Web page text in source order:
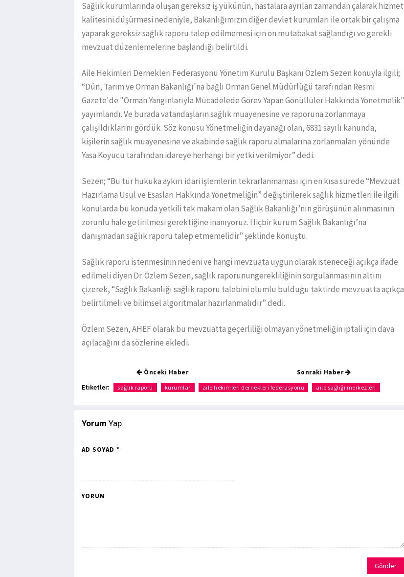
Sağlık kurumlarında oluşan gereksiz iş yükünün, hastalara ayrılan zamandan çalarak hizmet
kalitesini düşürmesi nedeniyle, Bakanlığımızın diğer devlet kurumları ile ortak bir çalışma
yaparak gereksiz sağlık raporu talep edilmemesi için ön mutabakat sağlandığı ve gerekli
mevzuat düzenlemelerine başlandığı belirtildi.
Aile Hekimleri Dernekleri Federasyonu Yönetim Kurulu Başkanı Özlem Sezen konuyla ilgili;
“Dün, Tarım ve Orman Bakanlığı'na bağlı Orman Genel Müdürlüğü tarafından Resmi
Gazete'de "Orman Yangınlarıyla Mücadelede Görev Yapan Gönüllüler Hakkında Yönetmelik"
yayımlandı. Ve burada vatandaşların sağlık muayenesine ve raporuna zorlanmaya
çalışıldıklarını gördük. Söz konusu Yönetmeliğin dayanağı olan, 6831 sayılı kanunda,
kişilerin sağlık muayenesine ve akabinde sağlık raporu almalarına zorlanmaları yönünde
Yasa Koyucu tarafından idareye herhangi bir yetki verilmiyor” dedi.
Sezen; “Bu tür hukuka aykırı idari işlemlerin tekrarlanmaması için en kısa sürede “Mevzuat
Hazırlama Usul ve Esasları Hakkında Yönetmeliğin” değiştirilerek sağlık hizmetleri ile ilgili
konularda bu konuda yetkili tek makam olan Sağlık Bakanlığı’nın görüşünün alınmasının
zorunlu hale getirilmesi gerektiğine inanıyoruz. Hiçbir kurum Sağlık Bakanlığı’na
danışmadan sağlık raporu talep etmemelidir” şeklinde konuştu.
Sağlık raporu istenmesinin nedeni ve hangi mevzuata uygun olarak isteneceği açıkça ifade
edilmeli diyen Dr. Özlem Sezen, sağlık raporunungerekliliğinin sorgulanmasının altını
çizerek, “Sağlık Bakanlığı sağlık raporu talebini olumlu bulduğu taktirde mevzuatta açıkça
belirtilmeli ve bilimsel algoritmalar hazırlanmalıdır” dedi.
Özlem Sezen, AHEF olarak bu mevzuatta geçerliliği olmayan yönetmeliğin iptali için dava
açılacağını da sözlerine ekledi.
Önceki Haber Sonraki Haber
Etiketler: sağlık raporu kurumlar aile hekimleri dernekleri federasyonu aile sağlığı merkezleri
Yorum Yap
AD SOYAD *
YORUM
Gönder